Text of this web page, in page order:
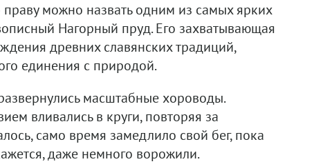
можно назвать одним из самых ярких
Нагорный пруд. Его захватывающая
древних славянских традиций,
единения с природой.
масштабные хороводы.
вливались в круги, повторяя за
само время замедлило свой бег, пока
даже немного ворожили.